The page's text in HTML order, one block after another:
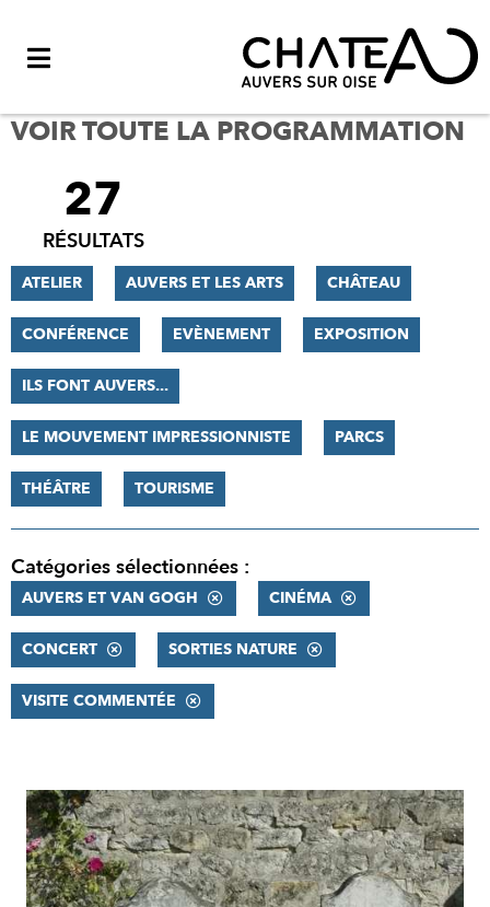
VOIR TOUTE LA PROGRAMMATION
FILTRER
RÉSULTATS
27
RÉSULTATS
ATELIER AUVERS ET LES ARTS CHÂTEAU
CONFÉRENCE EVÈNEMENT EXPOSITION
ILS FONT AUVERS...
LE MOUVEMENT IMPRESSIONNISTE PARCS
THÉÂTRE TOURISME
Catégories sélectionnées :
AUVERS ET VAN GOGH CINÉMA
CONCERT SORTIES NATURE
VISITE COMMENTÉE
RÉSULTATS